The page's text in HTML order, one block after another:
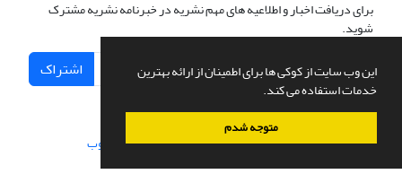
این وب سایت از کوکی ها برای اطمینان از ارائه بهترین
خدمات استفاده می کند.
متوجه شدم
برای دریافت اخبار و اطلاعیه های مهم نشریه در خبرنامه نشریه مشترک
شوید.
اشتراک
سامانه مدیریت نشریات علمی.طراحی و پیاده سازی از سیناوب